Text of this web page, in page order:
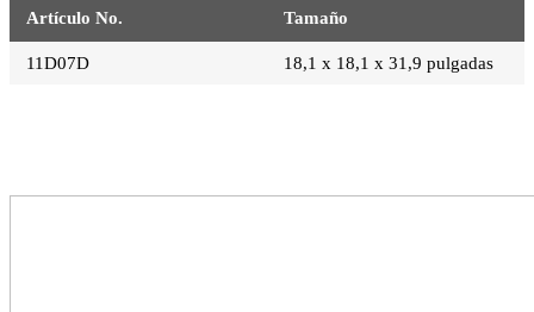
Artículo No. Tamaño
11D07D 18,1 x 18,1 x 31,9 pulgadas